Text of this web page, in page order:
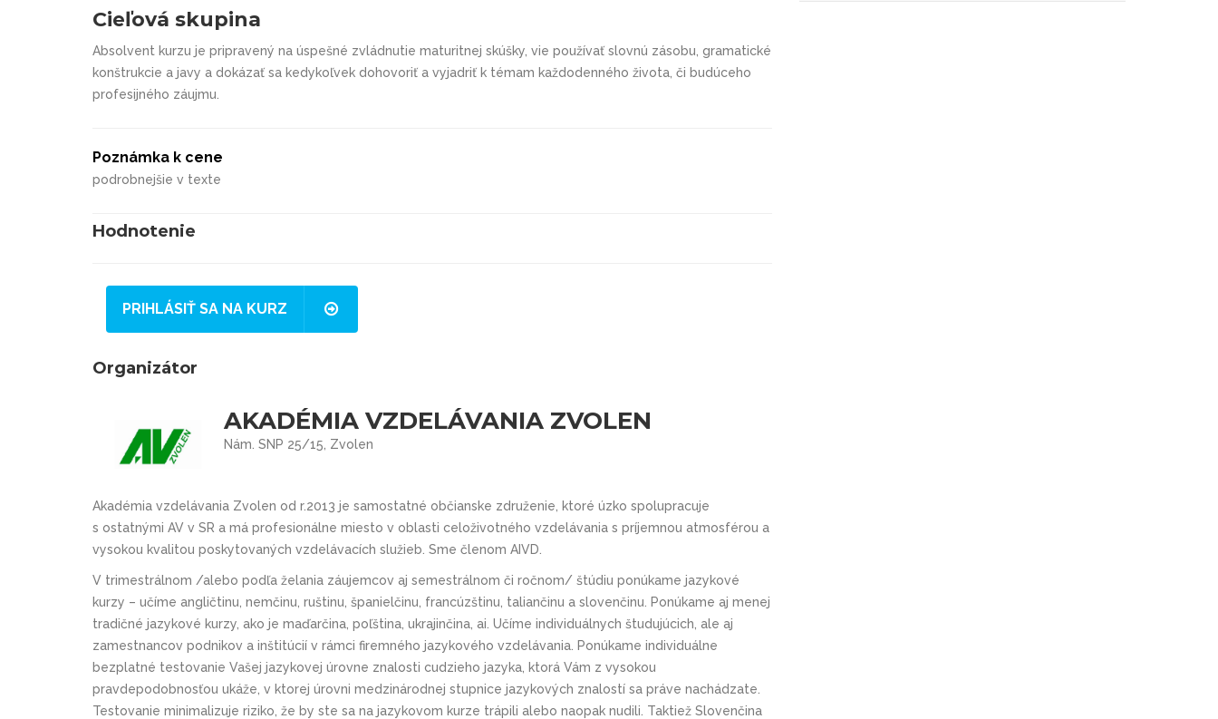
Cieľová skupina
Absolvent kurzu je pripravený na úspešné zvládnutie maturitnej skúšky, vie používať slovnú zásobu, gramatické
konštrukcie a javy a dokázať sa kedykoľvek dohovoriť a vyjadriť k témam každodenného života, či budúceho
profesijného záujmu.
Poznámka k cene
podrobnejšie v texte
Hodnotenie
PRIHLÁSIŤ SA NA KURZ
Organizátor
AKADÉMIA VZDELÁVANIA ZVOLEN
Nám. SNP 25/15, Zvolen
Akadémia vzdelávania Zvolen od r.2013 je samostatné občianske združenie, ktoré úzko spolupracuje
s ostatnými AV v SR a má profesionálne miesto v oblasti celoživotného vzdelávania s príjemnou atmosférou a
vysokou kvalitou poskytovaných vzdelávacích služieb. Sme členom AIVD.
V trimestrálnom /alebo podľa želania záujemcov aj semestrálnom či ročnom/ štúdiu ponúkame jazykové
kurzy – učíme angličtinu, nemčinu, ruštinu, španielčinu, francúzštinu, taliančinu a slovenčinu. Ponúkame aj menej
tradičné jazykové kurzy, ako je maďarčina, poľština, ukrajinčina, ai. Učíme individuálnych študujúcich, ale aj
zamestnancov podnikov a inštitúcií v rámci firemného jazykového vzdelávania. Ponúkame individuálne
bezplatné testovanie Vašej jazykovej úrovne znalosti cudzieho jazyka, ktorá Vám z vysokou
pravdepodobnosťou ukáže, v ktorej úrovni medzinárodnej stupnice jazykových znalostí sa práve nachádzate.
Testovanie minimalizuje riziko, že by ste sa na jazykovom kurze trápili alebo naopak nudili. Taktiež Slovenčina